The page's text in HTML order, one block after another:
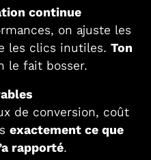
continue
on ajuste les
les clics inutiles. Ton
le fait bosser.
de conversion, coût
exactement ce que
rapporté.